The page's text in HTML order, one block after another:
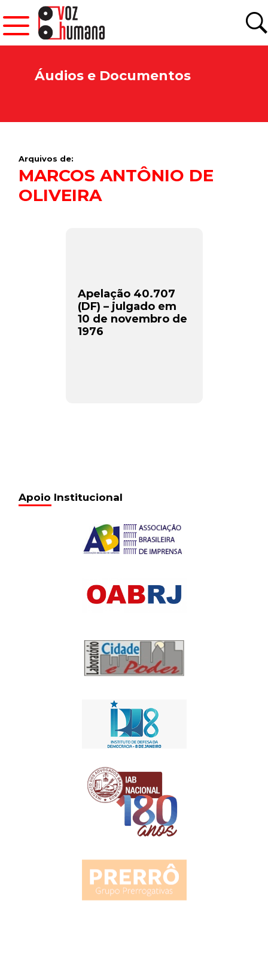
Áudios e Documentos
Arquivos de:
MARCOS ANTÔNIO DE
OLIVEIRA
Apelação 40.707
(DF) – julgado em
10 de novembro de
1976
Apoio Institucional